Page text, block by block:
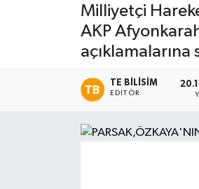
Milliyetçi
AKP
TE BILISIM
EDITÖR
Ekonomi
Etkinlikler